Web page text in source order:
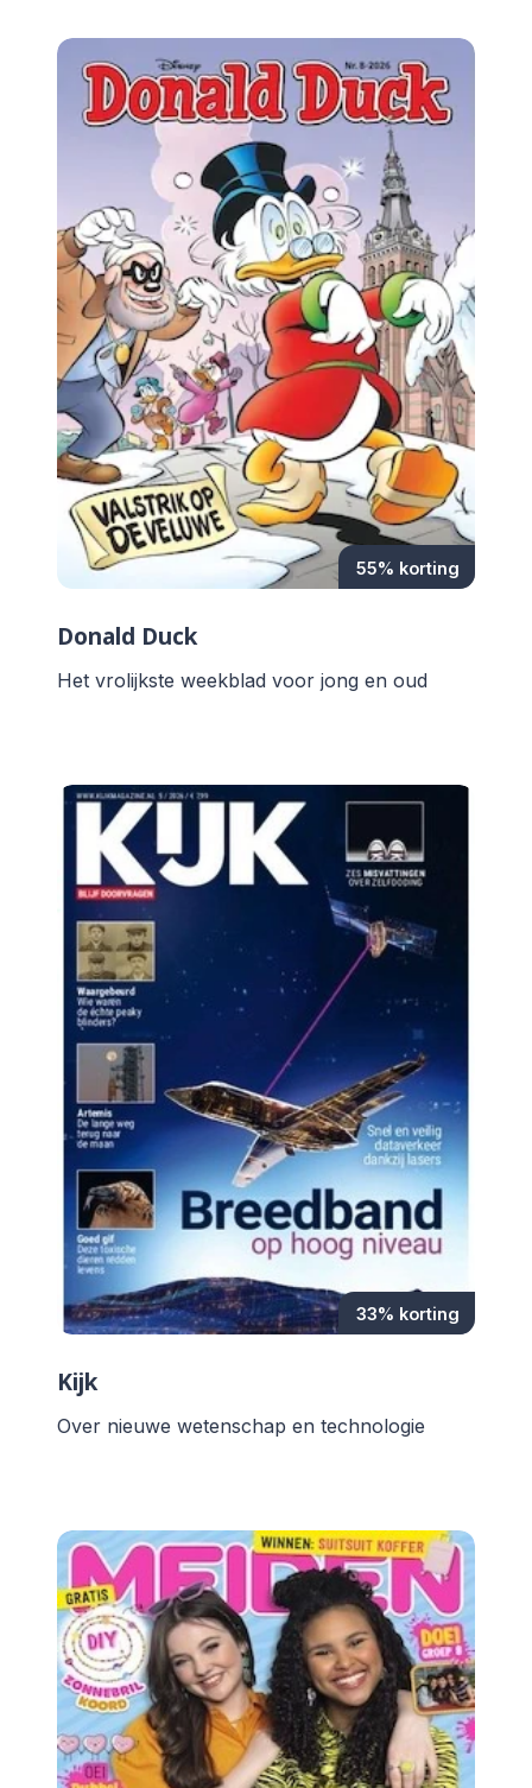
55% korting
Donald Duck
Het vrolijkste weekblad voor jong en oud
33% korting
Kijk
Over nieuwe wetenschap en technologie